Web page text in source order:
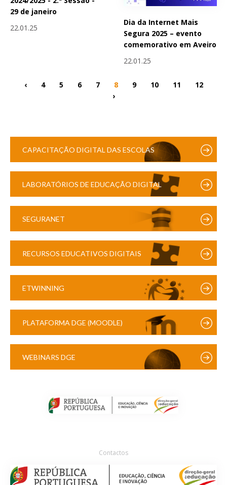
29 de janeiro
22.01.25
Dia da Internet Mais
Segura 2025 – evento
comemorativo em Aveiro
22.01.25
‹ 4 5 6 7 8 9 10 11
12
›
CAPACITAÇÃO DIGITAL DAS ESCOLAS
LABORATÓRIOS DE EDUCAÇÃO DIGITAL
SEGURANET
RECURSOS EDUCATIVOS DIGITAIS
ETWINNING
PLATAFORMA DGE (MOODLE)
WEBINARS DGE
Contactos